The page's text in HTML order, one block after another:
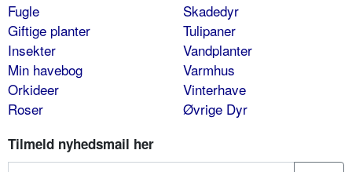
Fugle
Giftige planter
Insekter
Min havebog
Orkideer
Roser
Skadedyr
Tulipaner
Vandplanter
Varmhus
Vinterhave
Øvrige Dyr
Tilmeld nyhedsmail her